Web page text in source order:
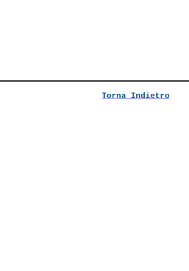
Torna Indietro